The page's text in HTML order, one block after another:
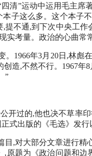
清”运动中运用毛主
子这么多。这个本
不通,到下次中央工
考量。政治的心曲常
1966年3月20日,林
造,不然不行。1967
”
开过的,他也决不草率
式出版的《毛选》发行
,对大部分文章进行
原题为《政治问题和